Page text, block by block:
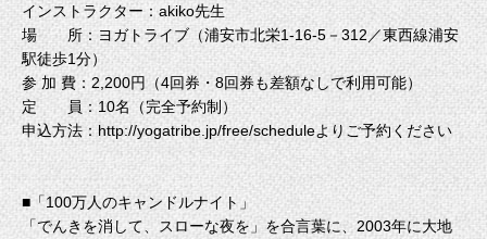
インストラクター：akiko先生
場 所：ヨガトライブ（浦安市北栄1-16-5－312／東西線浦安
駅徒歩1分）
参 加 費：2,200円（4回券・8回券も差額なしで利用可能）
定 員：10名（完全予約制）
申込方法： http://yogatribe.jp/free/scheduleよりご予約ください
■「100万人のキャンドルナイト」
「でんきを消して、スローな夜を」を合言葉に、2003年に大地